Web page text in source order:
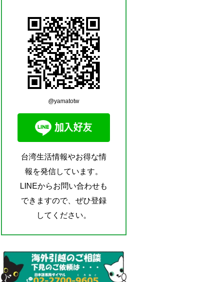
@yamatotw
台湾生活情報やお得な情
報を発信しています。
LINEからお問い合わせも
できますので、ぜひ登録
してください。